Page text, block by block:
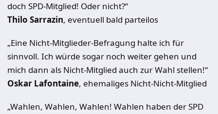
doch SPD-Mitglied! Oder nicht?“
Thilo Sarrazin, eventuell bald parteilos
„Eine Nicht-Mitglieder-Befragung halte ich für
sinnvoll. Ich würde sogar noch weiter gehen und
mich dann als Nicht-Mitglied auch zur Wahl stellen!“
Oskar Lafontaine, ehemaliges Nicht-Nicht-Mitglied
„Wahlen, Wahlen, Wahlen! Wahlen haben der SPD